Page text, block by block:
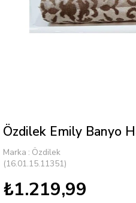
Özdilek Emily Banyo
Marka : Özdilek
(16.01.15.11351)
₺1.219,99